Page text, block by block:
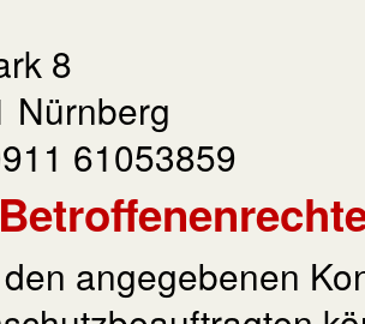
8
Nürnberg
61053859
angegebenen